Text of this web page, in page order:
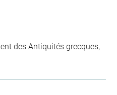
des Antiquités grecques,